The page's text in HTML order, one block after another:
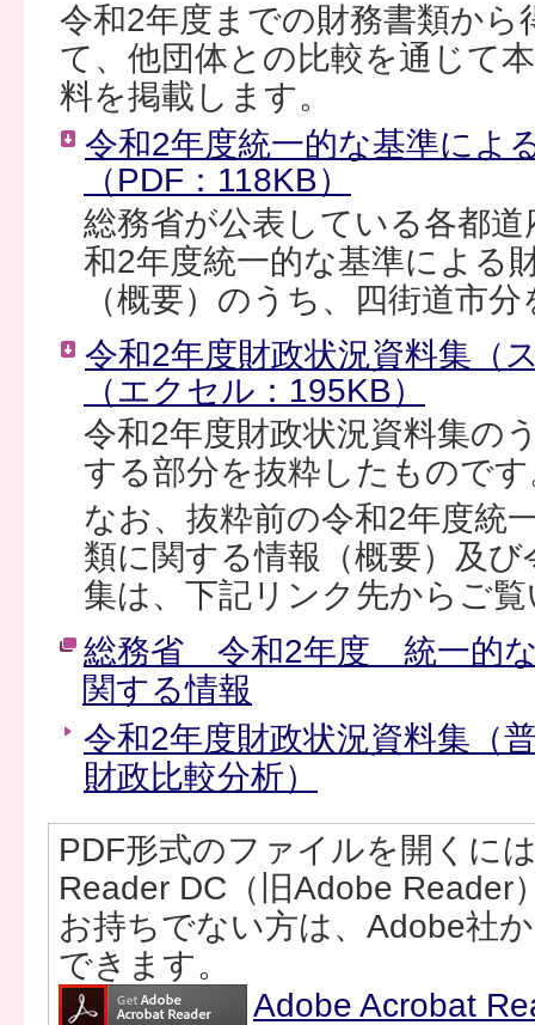
令和2年度までの財務書類か
て、他団体との比較を通じて
料を掲載します。
令和2年度統一的な基準によ
（PDF：118KB）
総務省が公表している各都
和2年度統一的な基準による
（概要）のうち、四街道市
令和2年度財政状況資料集（
（エクセル：195KB）
令和2年度財政状況資料集の
する部分を抜粋したもので
なお、抜粋前の令和2年度統
類に関する情報（概要）及
集は、下記リンク先からご
総務省 令和2年度 統一的な
関する情報
令和2年度財政状況資料集（
財政比較分析）
PDF形式のファイルを開くに
Reader DC（旧Adobe Reader
お持ちでない方は、Adobe社
できます。
Adobe Acrobat